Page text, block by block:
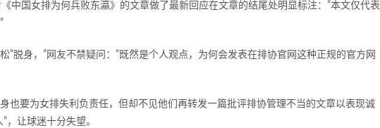
中国女排为何兵败东瀛》的文章做了最新回应在文章的结尾处明显标注：”本文仅代表
”脱身，”网友不禁疑问：”既然是个人观点，为何会发表在排协官网这种正规的官方网
也要为女排失利负责任，但却不见他们再转发一篇批评排协管理不当的文章以表现诚
，让球迷十分失望。